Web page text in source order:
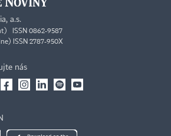
a.s.
ISSN 0862-9587
ISSN 2787-950X
nás